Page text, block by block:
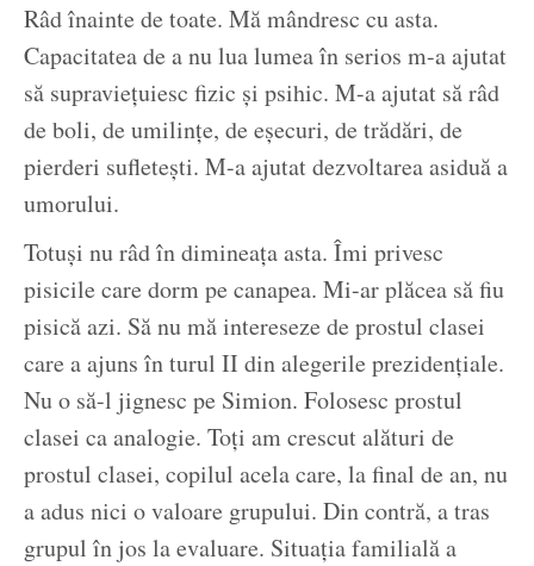
Râd înainte de toate. Mă mândresc cu asta.
Capacitatea de a nu lua lumea în serios m-a ajutat
să supraviețuiesc fizic și psihic. M-a ajutat să râd
de boli, de umilințe, de eșecuri, de trădări, de
pierderi sufletești. M-a ajutat dezvoltarea asiduă a
umorului.
Totuși nu râd în dimineața asta. Îmi privesc
pisicile care dorm pe canapea. Mi-ar plăcea să fiu
pisică azi. Să nu mă intereseze de prostul clasei
care a ajuns în turul II din alegerile prezidențiale.
Nu o să-l jignesc pe Simion. Folosesc prostul
clasei ca analogie. Toți am crescut alături de
prostul clasei, copilul acela care, la final de an, nu
a adus nici o valoare grupului. Din contră, a tras
grupul în jos la evaluare. Situația familială a